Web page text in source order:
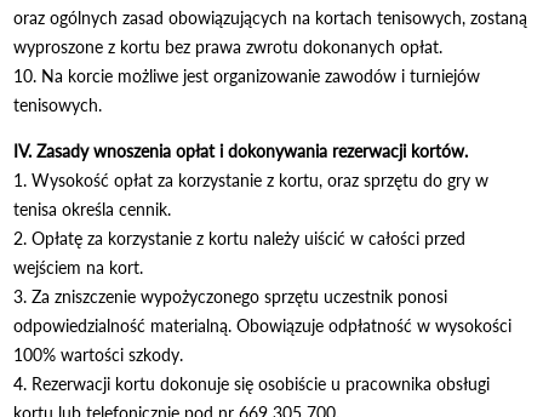
oraz ogólnych zasad obowiązujących na kortach tenisowych, zostaną
wyproszone z kortu bez prawa zwrotu dokonanych opłat.
10. Na korcie możliwe jest organizowanie zawodów i turniejów
tenisowych.
IV. Zasady wnoszenia opłat i dokonywania rezerwacji kortów.
1. Wysokość opłat za korzystanie z kortu, oraz sprzętu do gry w
tenisa określa cennik.
2. Opłatę za korzystanie z kortu należy uiścić w całości przed
wejściem na kort.
3. Za zniszczenie wypożyczonego sprzętu uczestnik ponosi
odpowiedzialność materialną. Obowiązuje odpłatność w wysokości
100% wartości szkody.
4. Rezerwacji kortu dokonuje się osobiście u pracownika obsługi
kortu lub telefonicznie pod nr 669 305 700.